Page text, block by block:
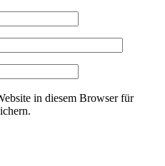
in diesem Browser für